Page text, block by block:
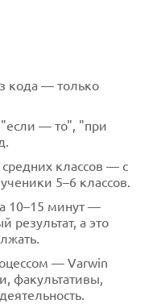
кода — только
"если — то", "при
классов — с
5–6 классов.
10–15 минут —
результат, а это
— Varwin
факультативы,